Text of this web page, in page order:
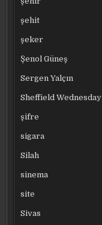
şehit
şeker
Şenol Güneş
Sergen Yalçın
Sheffield Wednesday
şifre
sigara
Silah
sinema
site
Sivas